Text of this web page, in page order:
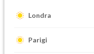
Londra
Parigi